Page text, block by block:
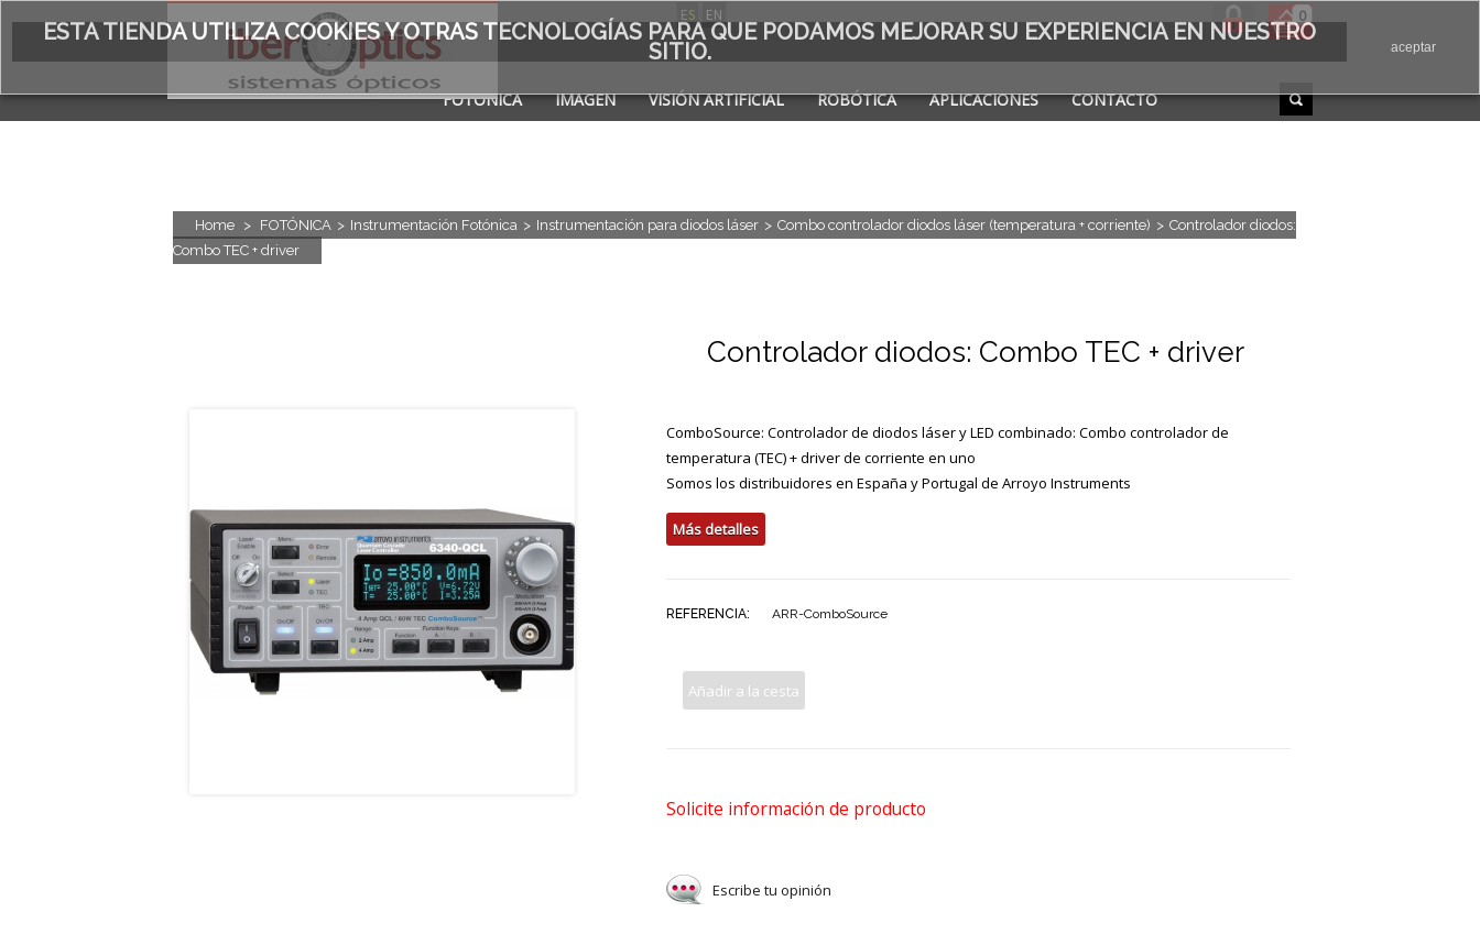
ES EN 0
FOTÓNICA IMAGEN VISIÓN ARTIFICIAL ROBÓTICA APLICACIONES
CONTACTO
ACERCA DE
Home > FOTÓNICA > Instrumentación Fotónica > Instrumentación para diodos láser > Combo controlador diodos láser (temperatura + corriente) > Controlador diodos:
Combo TEC + driver
Controlador diodos: Combo TEC + driver
ComboSource: Controlador de diodos láser y LED combinado: Combo controlador de
temperatura (TEC) + driver de corriente en uno
Somos los distribuidores en España y Portugal de Arroyo Instruments
Más detalles
REFERENCIA: ARR-ComboSource
Añadir a la cesta
Solicite información de producto
Escribe tu opinión
ESTA TIENDA UTILIZA COOKIES Y OTRAS TECNOLOGÍAS PARA QUE PODAMOS MEJORAR SU EXPERIENCIA EN NUESTRO
SITIO. aceptar